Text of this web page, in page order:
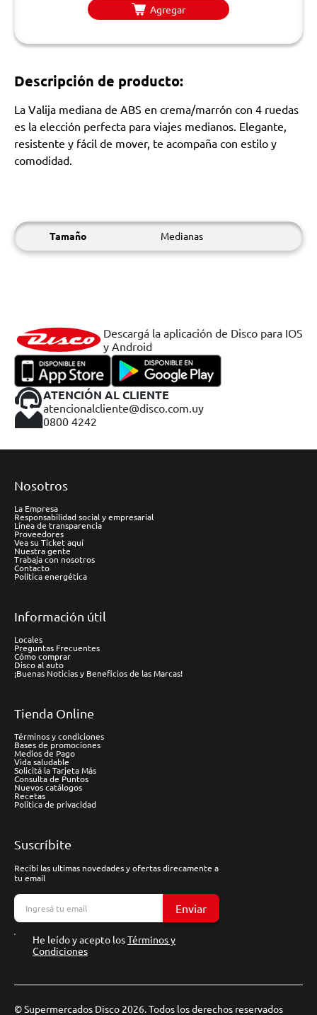
Agregar
Descripción de producto:
La Valija mediana de ABS en crema/marrón con 4 ruedas
es la elección perfecta para viajes medianos. Elegante,
resistente y fácil de mover, te acompaña con estilo y
comodidad.
Tamaño Medianas
Descargá la aplicación de Disco para IOS
y Android
ATENCIÓN AL CLIENTE
atencionalcliente@disco.com.uy
0800 4242
Nosotros
La Empresa
Responsabilidad social y empresarial
Línea de transparencia
Proveedores
Vea su Ticket aquí
Nuestra gente
Trabaja con nosotros
Contacto
Política energética
Información útil
Locales
Preguntas Frecuentes
Cómo comprar
Disco al auto
¡Buenas Noticias y Beneficios de las Marcas!
Tienda Online
Términos y condiciones
Bases de promociones
Medios de Pago
Vida saludable
Solicitá la Tarjeta Más
Consulta de Puntos
Nuevos catálogos
Recetas
Política de privacidad
Suscríbite
Recibí las ultimas novedades y ofertas direcamente a
tu email
Enviar
He leído y acepto losTérminos y
Condiciones
© Supermercados Disco 2026. Todos los derechos reservados